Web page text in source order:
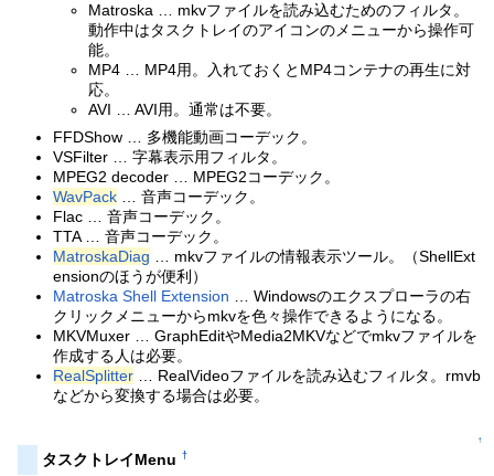
Matroska … mkvファイルを読み込むためのフィルタ。
動作中はタスクトレイのアイコンのメニューから操作可
能。
MP4 … MP4用。入れておくとMP4コンテナの再生に対
応。
AVI … AVI用。通常は不要。
FFDShow … 多機能動画コーデック。
VSFilter … 字幕表示用フィルタ。
MPEG2 decoder … MPEG2コーデック。
WavPack … 音声コーデック。
Flac … 音声コーデック。
TTA … 音声コーデック。
MatroskaDiag … mkvファイルの情報表示ツール。（ShellExt
ensionのほうが便利）
Matroska Shell Extension … Windowsのエクスプローラの右
クリックメニューからmkvを色々操作できるようになる。
MKVMuxer … GraphEditやMedia2MKVなどでmkvファイルを
作成する人は必要。
RealSplitter … RealVideoファイルを読み込むフィルタ。rmvb
などから変換する場合は必要。
↑
タスクトレイMenu †